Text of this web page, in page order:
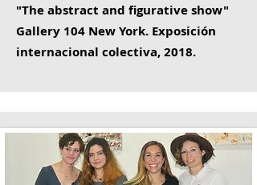
"The abstract and figurative show"
Gallery 104 New York. Exposición
internacional colectiva, 2018.